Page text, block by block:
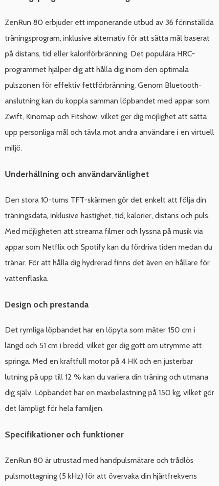
ZenRun 80 erbjuder ett imponerande utbud av 36 förinställda
träningsprogram, inklusive alternativ för att sätta mål baserat
på distans, tid eller kaloriförbränning. Det populära HRC-
programmet hjälper dig att hålla dig inom den optimala
pulszonen för effektiv fettförbränning. Genom Bluetooth-
anslutning kan du koppla samman löpbandet med appar som
Zwift, Kinomap och Fitshow, vilket ger dig möjlighet att sätta
upp personliga mål och tävla mot andra användare i en virtuell
miljö.
Underhållning och användarvänlighet
Den stora 10-tums TFT-skärmen gör det enkelt att följa din
träningsdata, inklusive hastighet, tid, kalorier, distans och puls.
Med möjligheten att streama filmer och lyssna på musik via
appar som Netflix och Spotify kan du fördriva tiden medan du
tränar. För att hålla dig hydrerad finns det även en hållare för
vattenflaska.
Design och prestanda
Det rymliga löpbandet har en löpyta som mäter 150 cm i
längd och 51 cm i bredd, vilket ger dig gott om utrymme att
springa. Med en kraftfull motor på 4 HK och en justerbar
lutning på upp till 12 % kan du variera din träning och utmana
dig själv. Löpbandet har en maxbelastning på 150 kg, vilket gör
det lämpligt för hela familjen.
Specifikationer och funktioner
ZenRun 80 är utrustad med handpulsmätare och trådlös
pulsmottagning (5 kHz) för att övervaka din hjärtfrekvens